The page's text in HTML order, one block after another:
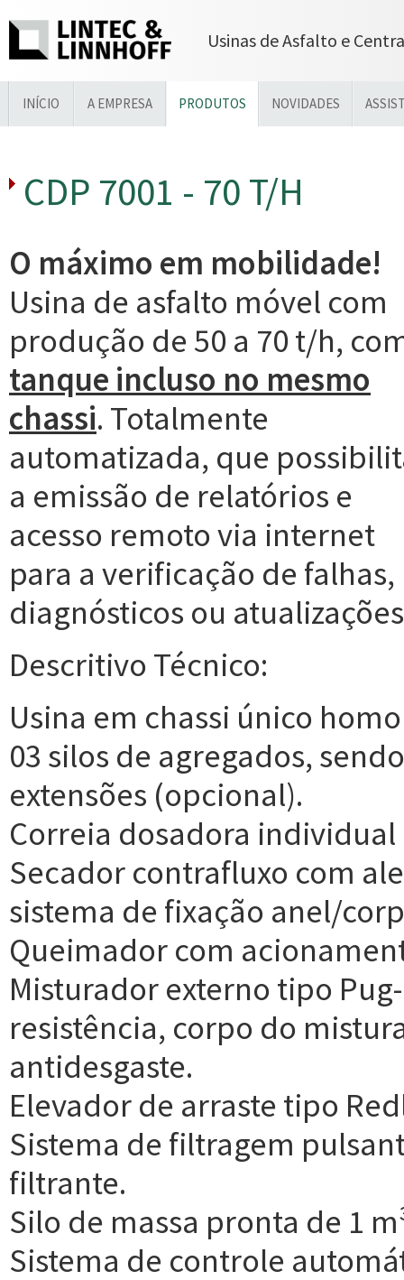
Usinas de Asfalto e
INÍCIO A EMPRESA PRODUTOS NOVIDADES
CDP 7001 - 70 T/H
O máximo em mobilidade!
Usina de asfalto móvel com
produção de 50 a 70 t/h,
tanque incluso no mesmo
chassi. Totalmente
automatizada, que
a emissão de relatórios e
acesso remoto via internet
para a verificação de falhas,
diagnósticos ou
Descritivo Técnico:
Usina em chassi único
03 silos de agregados,
extensões (opcional).
Correia dosadora
Secador contrafluxo com
sistema de fixação anel/
Queimador com
Misturador externo tipo
resistência, corpo do
antidesgaste.
Elevador de arraste tipo
Sistema de filtragem
filtrante.
Silo de massa pronta de 1
Sistema de controle